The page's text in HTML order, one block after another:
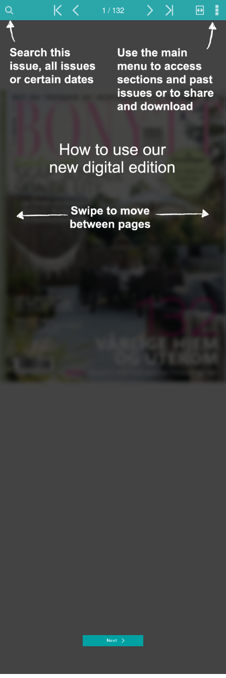
1 / 132